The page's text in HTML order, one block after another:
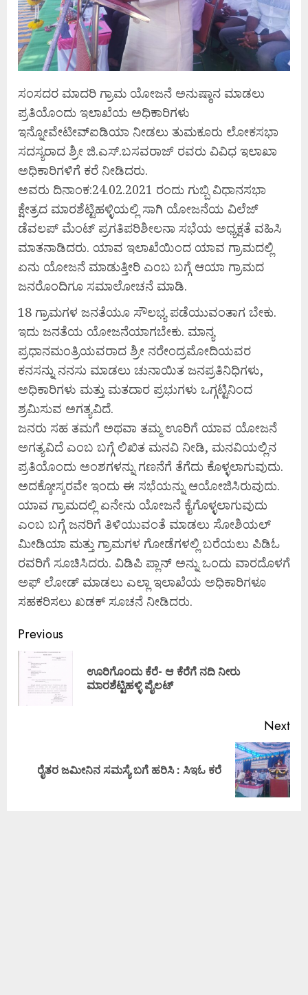
ಸಂಸದರ ಮಾದರಿ ಗ್ರಾಮ ಯೋಜನೆ ಅನುಷ್ಠಾನ ಮಾಡಲು
ಪ್ರತಿಯೊಂದು ಇಲಾಖೆಯ ಅಧಿಕಾರಿಗಳು
ಇನ್ನೋವೇಟೀವ್‌ಐಡಿಯಾ ನೀಡಲು ತುಮಕೂರು ಲೋಕಸಭಾ
ಸದಸ್ಯರಾದ ಶ್ರೀ ಜಿ.ಎಸ್.ಬಸವರಾಜ್‌ ರವರು ವಿವಿಧ ಇಲಾಖಾ
ಅಧಿಕಾರಿಗಳಿಗೆ ಕರೆ ನೀಡಿದರು.
ಅವರು ದಿನಾಂಕ:24.02.2021 ರಂದು ಗುಬ್ಬಿ ವಿಧಾನಸಭಾ
ಕ್ಷೇತ್ರದ ಮಾರಶೆಟ್ಟಿಹಳ್ಳಿಯಲ್ಲಿ ಸಾಗಿ ಯೋಜನೆಯ ವಿಲೆಜ್‌
ಡೆವಲಪ್‌ ಮೆಂಟ್‌ ಪ್ರಗತಿಪರಿಶೀಲನಾ ಸಭೆಯ ಅಧ್ಯಕ್ಷತೆ ವಹಿಸಿ
ಮಾತನಾಡಿದರು. ಯಾವ ಇಲಾಖೆಯಿಂದ ಯಾವ ಗ್ರಾಮದಲ್ಲಿ
ಏನು ಯೋಜನೆ ಮಾಡುತ್ತೀರಿ ಎಂಬ ಬಗ್ಗೆ ಆಯಾ ಗ್ರಾಮದ
ಜನರೊಂದಿಗೂ ಸಮಾಲೋಚನೆ ಮಾಡಿ.
18 ಗ್ರಾಮಗಳ ಜನತೆಯೂ ಸೌಲಭ್ಯ ಪಡೆಯುವಂತಾಗ ಬೇಕು.
ಇದು ಜನತೆಯ ಯೋಜನೆಯಾಗಬೇಕು. ಮಾನ್ಯ
ಪ್ರಧಾನಮಂತ್ರಿಯವರಾದ ಶ್ರೀ ನರೇಂದ್ರಮೋದಿಯವರ
ಕನಸನ್ನು ನನಸು ಮಾಡಲು ಚುನಾಯಿತ ಜನಪ್ರತಿನಿಧಿಗಳು,
ಅಧಿಕಾರಿಗಳು ಮತ್ತು ಮತದಾರ ಪ್ರಭುಗಳು ಒಗ್ಗಟ್ಟಿನಿಂದ
ಶ್ರಮಿಸುವ ಅಗತ್ಯವಿದೆ.
ಜನರು ಸಹ ತಮಗೆ ಅಥವಾ ತಮ್ಮ ಊರಿಗೆ ಯಾವ ಯೋಜನೆ
ಅಗತ್ಯವಿದೆ ಎಂಬ ಬಗ್ಗೆ ಲಿಖಿತ ಮನವಿ ನೀಡಿ, ಮನವಿಯಲ್ಲಿನ
ಪ್ರತಿಯೊಂದು ಅಂಶಗಳನ್ನು ಗಣನೆಗೆ ತೆಗೆದು ಕೊಳ್ಳಲಾಗುವುದು.
ಅದಕ್ಕೋಸ್ಕರವೇ ಇಂದು ಈ ಸಭೆಯನ್ನು ಆಯೋಜಿಸಿರುವುದು.
ಯಾವ ಗ್ರಾಮದಲ್ಲಿ ಏನೇನು ಯೋಜನೆ ಕೈಗೊಳ್ಳಲಾಗುವುದು
ಎಂಬ ಬಗ್ಗೆ ಜನರಿಗೆ ತಿಳಿಯುವಂತೆ ಮಾಡಲು ಸೋಶಿಯಲ್‌
ಮೀಡಿಯಾ ಮತ್ತು ಗ್ರಾಮಗಳ ಗೋಡೆಗಳಲ್ಲಿ ಬರೆಯಲು ಪಿಡಿಓ
ರವರಿಗೆ ಸೂಚಿಸಿದರು. ವಿಡಿಪಿ ಪ್ಲಾನ್‌ ಅನ್ನು ಒಂದು ವಾರದೊಳಗೆ
ಅಫ್‌ ಲೋಡ್‌ ಮಾಡಲು ಎಲ್ಲಾ ಇಲಾಖೆಯ ಅಧಿಕಾರಿಗಳೂ
ಸಹಕರಿಸಲು ಖಡಕ್‌ ಸೂಚನೆ ನೀಡಿದರು.
Previous
ಊರಿಗೊಂದು ಕೆರೆ- ಆ ಕೆರೆಗೆ ನದಿ ನೀರು
ಮಾರಶೆಟ್ಟಿಹಳ್ಳಿ ಪೈಲಟ್
Next
ರೈತರ ಜಮೀನಿನ ಸಮಸ್ಯೆ ಬಗೆ ಹರಿಸಿ : ಸಿಇಓ ಕರೆ